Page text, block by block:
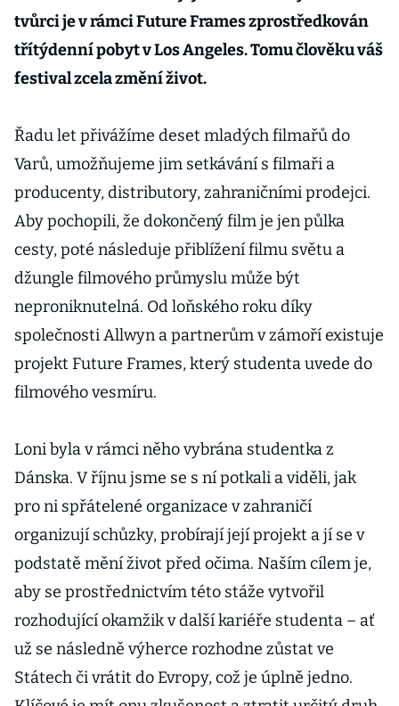
tvůrci je v rámci Future Frames zprostředkován
třítýdenní pobyt v Los Angeles. Tomu člověku váš
festival zcela změní život.
Řadu let přivážíme deset mladých filmařů do
Varů, umožňujeme jim setkávání s filmaři a
producenty, distributory, zahraničními prodejci.
Aby pochopili, že dokončený film je jen půlka
cesty, poté následuje přiblížení filmu světu a
džungle filmového průmyslu může být
neproniknutelná. Od loňského roku díky
společnosti Allwyn a partnerům v zámoří existuje
projekt Future Frames, který studenta uvede do
filmového vesmíru.
Loni byla v rámci něho vybrána studentka z
Dánska. V říjnu jsme se s ní potkali a viděli, jak
pro ni spřátelené organizace v zahraničí
organizují schůzky, probírají její projekt a jí se v
podstatě mění život před očima. Naším cílem je,
aby se prostřednictvím této stáže vytvořil
rozhodující okamžik v další kariéře studenta – ať
už se následně výherce rozhodne zůstat ve
Státech či vrátit do Evropy, což je úplně jedno.